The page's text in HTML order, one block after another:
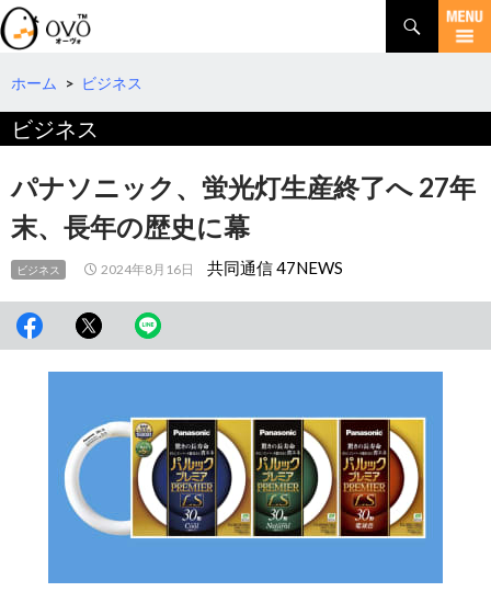
検
索
コ
テ
へ
動
ホーム > ビジネス
ビジネス
パナソニック、蛍光灯生産終了へ 27年
末、長年の歴史に幕
ビジネス 2024年8月16日 共同通信 47NEWS